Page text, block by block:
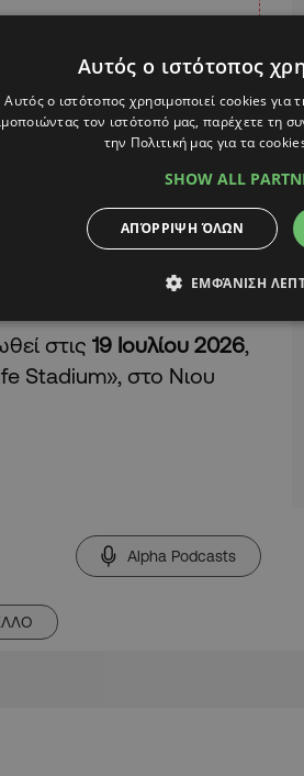
στις 19 Ιουλίου 2026,
Stadium», στο Νιου
Alpha Podcasts
Αυτός ο ιστότοπος
Αυτός ο ιστότοπος χρησιμοποιεί cookies για
τον ιστότοπό μας, παρέχετε τη
την Πολιτική μας για τα
SHOW ALL
ΑΠΌΡΡΙΨΗ ΌΛΩΝ
ΕΜΦΆΝΙΣΗ